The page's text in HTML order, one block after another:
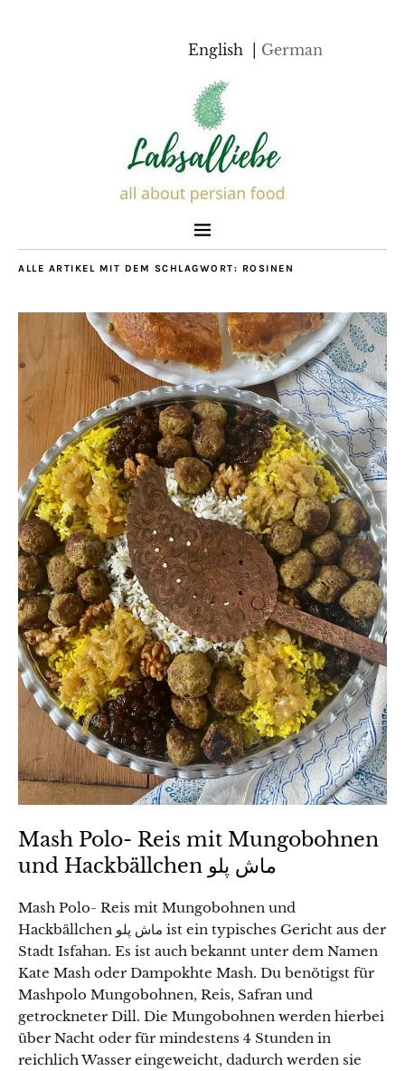
English German
ALLE ARTIKEL MIT DEM SCHLAGWORT: ROSINEN
Mash Polo- Reis mit Mungobohnen
und Hackbällchen ماش پلو
Mash Polo- Reis mit Mungobohnen und
Hackbällchen ماش پلو ist ein typisches Gericht aus der
Stadt Isfahan. Es ist auch bekannt unter dem Namen
Kate Mash oder Dampokhte Mash. Du benötigst für
Mashpolo Mungobohnen, Reis, Safran und
getrockneter Dill. Die Mungobohnen werden hierbei
über Nacht oder für mindestens 4 Stunden in
reichlich Wasser eingeweicht, dadurch werden sie